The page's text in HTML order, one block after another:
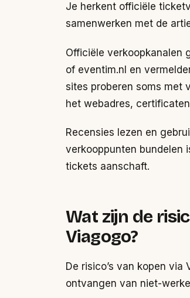
Je herkent officiële
samenwerken met de
Officiële verkoopkanalen
of eventim.nl en
sites proberen soms met
het webadres,
Recensies lezen en
verkooppunten bundelen
tickets aanschaft.
Wat zijn de
Viagogo?
De risico’s van kopen
ontvangen van niet-